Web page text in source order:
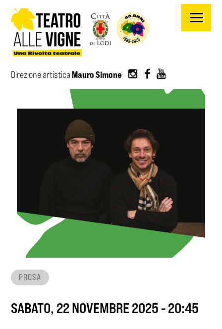
Salta al contenuto principale
Direzione artistica Mauro Simone
PROSA
SABATO, 22 NOVEMBRE 2025 - 20:45